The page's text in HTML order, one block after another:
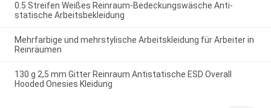
0.5 Streifen Weißes Reinraum-Bedeckungswäsche Anti-
statische Arbeitsbekleidung
Mehrfarbige und mehrstylische Arbeitskleidung für Arbeiter in
Reinräumen
130 g 2,5 mm Gitter Reinraum Antistatische ESD Overall
Hooded Onesies Kleidung